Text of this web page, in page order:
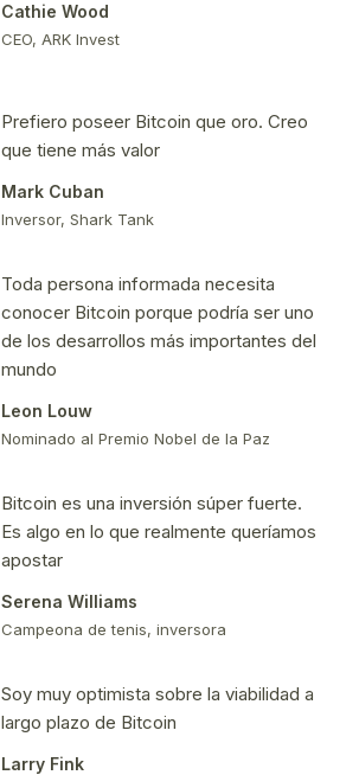
Cathie Wood
CEO, ARK Invest
Prefiero poseer Bitcoin que oro. Creo
que tiene más valor
Mark Cuban
Inversor, Shark Tank
Toda persona informada necesita
conocer Bitcoin porque podría ser uno
de los desarrollos más importantes del
mundo
Leon Louw
Nominado al Premio Nobel de la Paz
Bitcoin es una inversión súper fuerte.
Es algo en lo que realmente queríamos
apostar
Serena Williams
Campeona de tenis, inversora
Soy muy optimista sobre la viabilidad a
largo plazo de Bitcoin
Larry Fink